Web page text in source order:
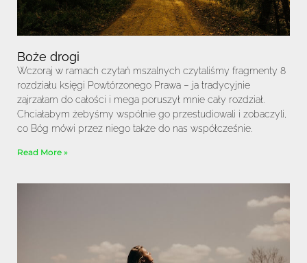
Boże drogi
Wczoraj w ramach czytań mszalnych czytaliśmy fragmenty 8
rozdziału księgi Powtórzonego Prawa – ja tradycyjnie
zajrzałam do całości i mega poruszył mnie cały rozdział.
Chciałabym żebyśmy wspólnie go przestudiowali i zobaczyli,
co Bóg mówi przez niego także do nas współcześnie.
Read More »